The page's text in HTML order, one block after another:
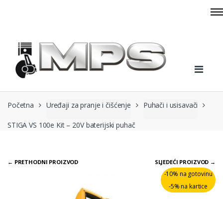
Početna Uređaji za pranje i čišćenje Puhači i usisavači
STIGA VS 100e Kit – 20V baterijski puhač
← PRETHODNI PROIZVOD SLJEDEĆI PROIZVOD →
-10% na gotovinu
-5% na kartice